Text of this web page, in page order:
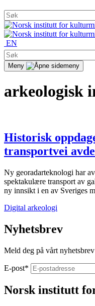
Søk
etter:
EN
Søk
etter:
Meny
arkeologisk
Historisk
transportvei
Ny georadarteknologi har
spektakulære transport av
ny innsikt i en av Sveriges
Digital arkeologi
Nyhetsbrev
Meld deg på vårt
E-post*
Norsk institutt